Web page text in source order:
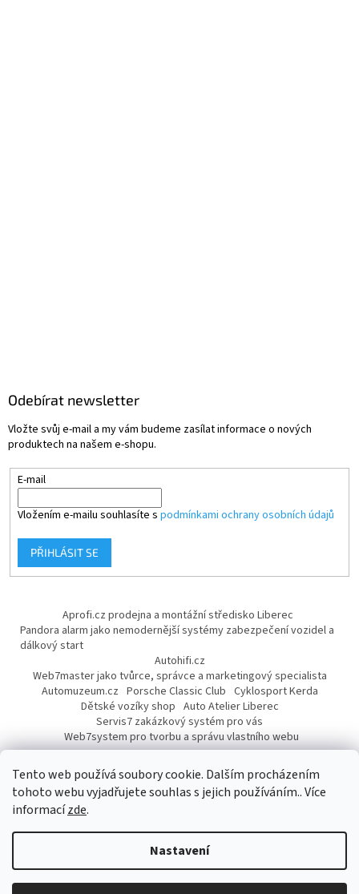
Tento web používá soubory cookie. Dalším procházením
tohoto webu vyjadřujete souhlas s jejich používáním.. Více
informacízde.
Nastavení
Odebírat newsletter
Vložte svůj e-mail a my vám budeme zasílat informace o nových
produktech na našem e-shopu.
E-mail
Vložením e-mailu souhlasíte s podmínkami ochrany osobních údajů
PŘIHLÁSIT SE
Aprofi.cz prodejna a montážní středisko Liberec
Pandora alarm jako nemodernější systémy zabezpečení vozidel a
dálkový start
Autohifi.cz
Web7master jako tvůrce, správce a marketingový specialista
Automuzeum.cz Porsche Classic Club Cyklosport Kerda
Dětské vozíky shop Auto Atelier Liberec
Servis7 zakázkový systém pro vás
Web7system pro tvorbu a správu vlastního webu
Dárek
Copyright 2026AUTOPROFI CZ. Všechna práva vyhrazena.Upravit